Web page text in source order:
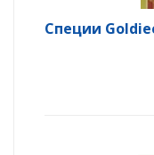
Специи